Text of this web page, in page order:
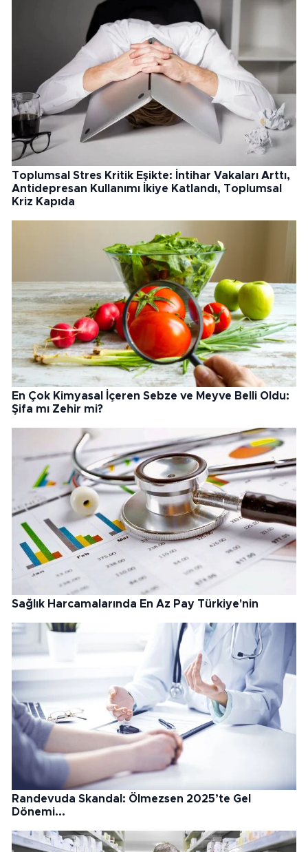
Toplumsal Stres Kritik Eşikte: İntihar Vakaları Arttı,
Antidepresan Kullanımı İkiye Katlandı, Toplumsal
Kriz Kapıda
En Çok Kimyasal İçeren Sebze ve Meyve Belli Oldu:
Şifa mı Zehir mi?
Sağlık Harcamalarında En Az Pay Türkiye'nin
Randevuda Skandal: Ölmezsen 2025’te Gel
Dönemi...